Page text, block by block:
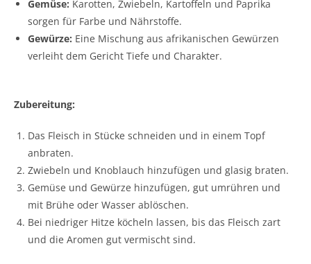
Gemüse: Karotten, Zwiebeln, Kartoffeln und Paprika
sorgen für Farbe und Nährstoffe.
Gewürze: Eine Mischung aus afrikanischen Gewürzen
verleiht dem Gericht Tiefe und Charakter.
Zubereitung:
Das Fleisch in Stücke schneiden und in einem Topf
anbraten.
Zwiebeln und Knoblauch hinzufügen und glasig braten.
Gemüse und Gewürze hinzufügen, gut umrühren und
mit Brühe oder Wasser ablöschen.
Bei niedriger Hitze köcheln lassen, bis das Fleisch zart
und die Aromen gut vermischt sind.